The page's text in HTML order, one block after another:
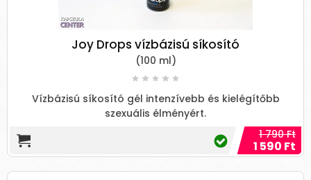
Joy Drops vízbázisú síkosító
(100 ml)
Vízbázisú síkosító gél intenzívebb és kielégítőbb
szexuális élményért.
1 790 Ft
1 590 Ft